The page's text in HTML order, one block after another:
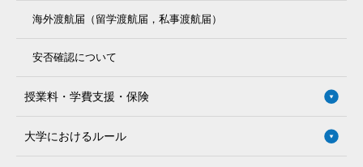
海外渡航届（留学渡航届，私事渡航届）
安否確認について
授業料・学費支援・保険
大学におけるルール